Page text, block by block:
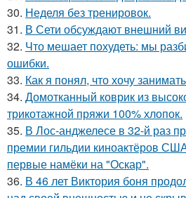
30. Неделя без тренировок.
31. В Сети обсуждают внешний
32. Что мешает похудеть: мы
ошибки.
33. Как я понял, что хочу
34. Домотканный коврик из
трикотажной пряжи 100% хлопок.
35. В Лос-анджелесе в 32-й раз
премии гильдии киноактёров
первые намёки на "Оскар".
36. В 46 лет Виктория боня